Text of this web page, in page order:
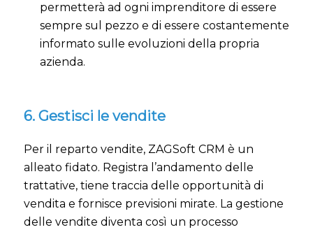
permetterà ad ogni imprenditore di essere
sempre sul pezzo e di essere costantemente
informato sulle evoluzioni della propria
azienda.
6. Gestisci le vendite
Per il reparto vendite, ZAGSoft CRM è un
alleato fidato. Registra l’andamento delle
trattative, tiene traccia delle opportunità di
vendita e fornisce previsioni mirate. La gestione
delle vendite diventa così un processo